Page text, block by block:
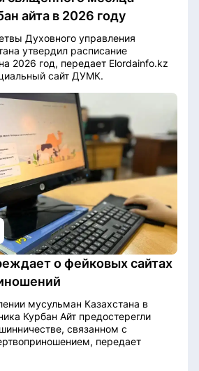
айта в 2026 году
Духовного управления
утвердил расписание
2026 год, передает Elordainfo.kz
сайт ДУМК.
о фейковых сайтах
мусульман Казахстана в
Курбан Айт предостерегли
связанном с
передает